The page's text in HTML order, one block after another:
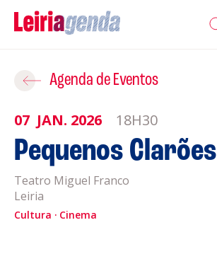
Agenda
Sobre a Leiriagenda
Promotores
Clubes Desportivos
Agenda de Eventos
07 JAN. 2026 18H30
Pequenos Clarões
Teatro Miguel Franco
Leiria
Cultura Cinema
Adicionar ao Roteiro
ROTEIROS EXISTENTES
CRIAR NOVO